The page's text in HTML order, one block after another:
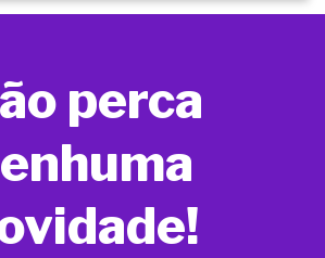
perca